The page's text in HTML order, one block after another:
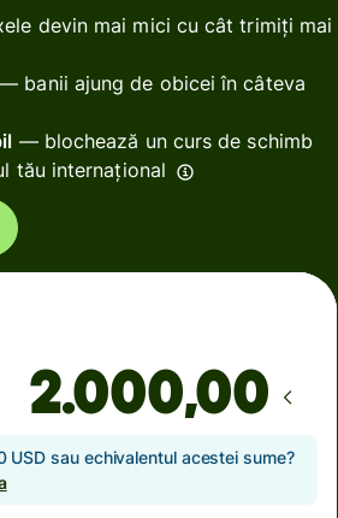
devin mai mici cu cât trimiți mai
— banii ajung de obicei în câteva
— blochează un curs de schimb
tău internațional
,00
USD sau echivalentul acestei sume?